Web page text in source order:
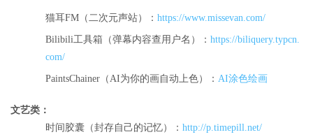
猫耳FM（二次元声站）： https://www.missevan.com/
Bilibili工具箱（弹幕内容查用户名）： https://biliquery.typcn.
com/
PaintsChainer（AI为你的画自动上色）： AI涂色绘画
文艺类：
时间胶囊（封存自己的记忆）： http://p.timepill.net/